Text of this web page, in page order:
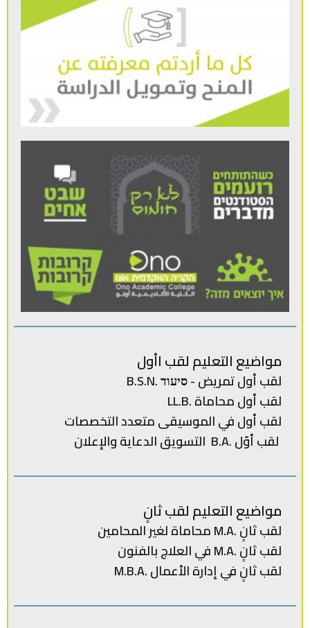
مواضيع التعليم لقب اأول
لقب أول تمريض - סיעוד .B.S.N
لقب أول محاماة .LL.B
لقب‭ ‬أول في‭ ‬الموسيقى‭ ‬متعدد‭ ‬
التخصصات‭
لقب‭ ‬أوّل .‭ ‬B.Aالتسويق‭ ‬الدعاية‭ ‬والإعلان
مواضيع التعليم لقب ثانٍ
لقب‭ ‬ثانٍ .‭ ‬M.Aمحاماة‭ ‬لغير‭ ‬المحامين
لقب ثانٍ .M.A في العلاج بالفنون
لقب‭ ‬ثانٍ‭ ‬في‭ ‬إدارة‭ ‬الأعمال .‭ M.B.A